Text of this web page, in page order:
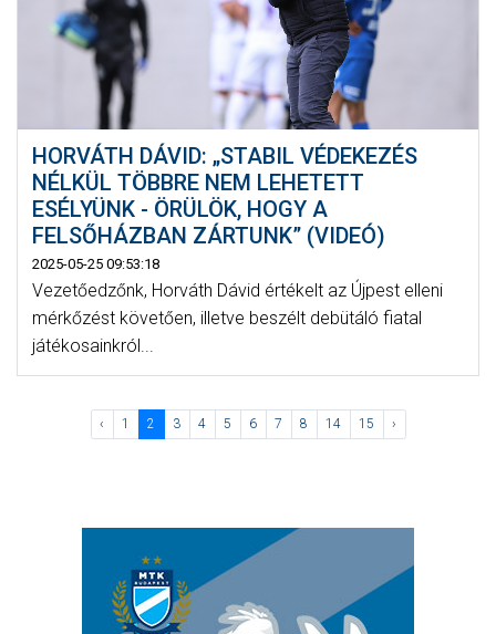
HORVÁTH DÁVID: „STABIL VÉDEKEZÉS
NÉLKÜL TÖBBRE NEM LEHETETT
ESÉLYÜNK - ÖRÜLÖK, HOGY A
FELSŐHÁZBAN ZÁRTUNK” (VIDEÓ)
2025-05-25 09:53:18
Vezetőedzőnk, Horváth Dávid értékelt az Újpest elleni
mérkőzést követően, illetve beszélt debütáló fiatal
játékosainkról...
‹ 1 2 3 4 5 6 7 8 14 15 ›